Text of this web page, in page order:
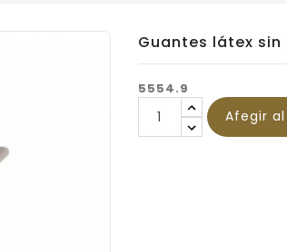
Guantes látex
5554.9
Afegir